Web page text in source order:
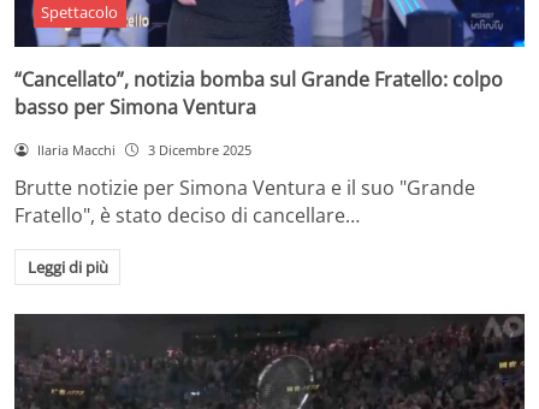
Spettacolo
“Cancellato”, notizia bomba sul Grande Fratello: colpo
basso per Simona Ventura
Ilaria Macchi 3 Dicembre 2025
Brutte notizie per Simona Ventura e il suo "Grande
Fratello", è stato deciso di cancellare…
Leggi di più